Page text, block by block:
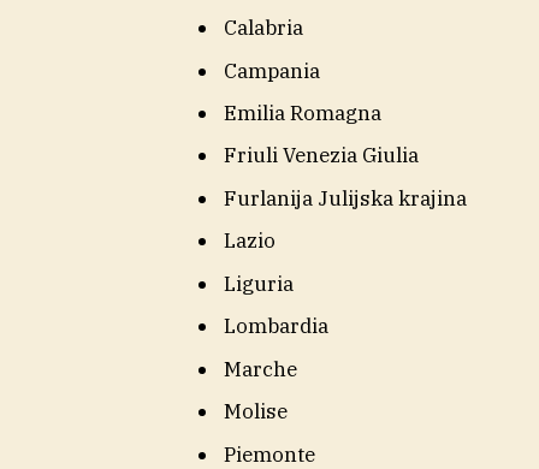
Calabria
Campania
Emilia Romagna
Friuli Venezia Giulia
Furlanija Julijska krajina
Lazio
Liguria
Lombardia
Marche
Molise
Piemonte